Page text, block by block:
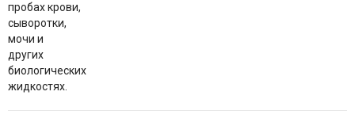
пробах крови,
сыворотки,
мочи и
других
биологических
жидкостях.